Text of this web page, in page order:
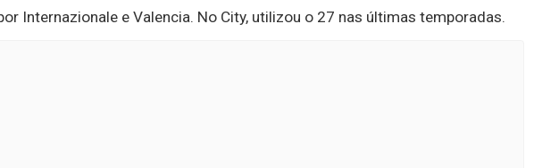
Internazionale e Valencia. No City, utilizou o 27 nas últimas temporadas.